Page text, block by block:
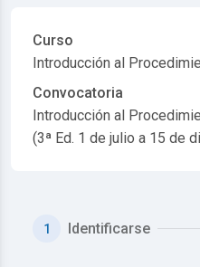
Curso
Introducción al
Convocatoria
Introducción al
(3ª Ed. 1 de julio a 15 de
1 Identificarse